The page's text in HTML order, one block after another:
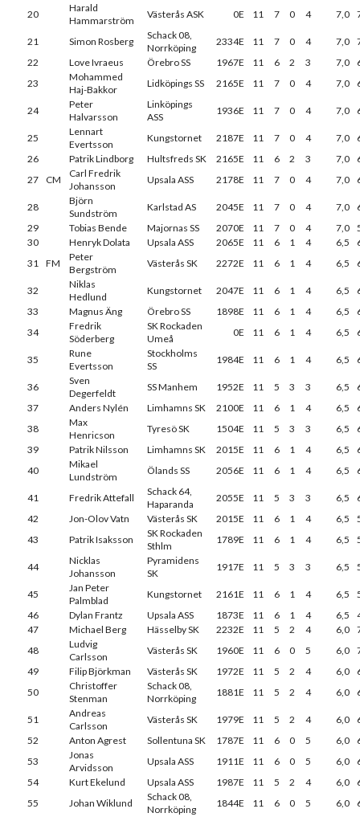
20
Harald
Hammarström
Västerås ASK 0E 11 7 0 4 7,0
21 Simon Rosberg
Schack 08,
Norrköping
2334E 11 7 0 4 7,0
22
Love Ivraeus Örebro SS 1967E 11 6 2 3 7,0
23
Mohammed
Haj-Bakkor
Lidköpings SS 2165E 11 7 0 4 7,0
24
Peter
Halvarsson
Linköpings
ASS
1936E 11 7 0 4 7,0
25
Lennart
Evertsson
Kungstornet 2187E 11 7 0 4 7,0
26
Patrik Lindborg Hultsfreds SK 2165E 11 6 2 3 7,0
27
CM
Carl Fredrik
Johansson
Upsala ASS 2178E 11 7 0 4 7,0
28
Björn
Sundström
Karlstad AS 2045E 11 7 0 4 7,0
29
Tobias Bende Majornas SS 2070E 11 7 0 4 7,0
30
Henryk Dolata Upsala ASS 2065E 11 6 1 4 6,5
31 FM
Peter
Bergström
Västerås SK 2272E 11 6 1 4 6,5
32
Niklas
Hedlund
Kungstornet 2047E 11 6 1 4 6,5
33
Magnus Äng Örebro SS 1898E 11 6 1 4 6,5
34
Fredrik
Söderberg
SK Rockaden
Umeå
0E 11 6 1 4 6,5
35
Rune
Evertsson
Stockholms
SS
1984E 11 6 1 4 6,5
36
Sven
Degerfeldt
SS Manhem 1952E 11 5 3 3 6,5
37
Anders Nylén Limhamns SK 2100E 11 6 1 4 6,5
38
Max
Henricson
Tyresö SK 1504E 11 5 3 3 6,5
39
Patrik Nilsson Limhamns SK 2015E 11 6 1 4 6,5
40
Mikael
Lundström
Ölands SS 2056E 11 6 1 4 6,5
41 Fredrik Attefall
Schack 64,
Haparanda
2055E 11 5 3 3 6,5
42
Jon-Olov Vatn Västerås SK 2015E 11 6 1 4 6,5
43
Patrik Isaksson
SK Rockaden
Sthlm
1789E 11 6 1 4 6,5
44
Nicklas
Johansson
Pyramidens
SK
1917E 11 5 3 3 6,5
45
Jan Peter
Palmblad
Kungstornet 2161E 11 6 1 4 6,5
46
Dylan Frantz Upsala ASS 1873E 11 6 1 4 6,5
47
Michael Berg Hässelby SK 2232E 11 5 2 4 6,0
48
Ludvig
Carlsson
Västerås SK 1960E 11 6 0 5 6,0
49
Filip Björkman Västerås SK 1972E 11 5 2 4 6,0
50
Christoffer
Stenman
Schack 08,
Norrköping
1881E 11 5 2 4 6,0
51
Andreas
Carlsson
Västerås SK 1979E 11 5 2 4 6,0
52
Anton Agrest Sollentuna SK 1787E 11 6 0 5 6,0
53
Jonas
Arvidsson
Upsala ASS 1911E 11 6 0 5 6,0
54
Kurt Ekelund Upsala ASS 1987E 11 5 2 4 6,0
55
Johan Wiklund
Schack 08,
Norrköping
1844E 11 6 0 5 6,0